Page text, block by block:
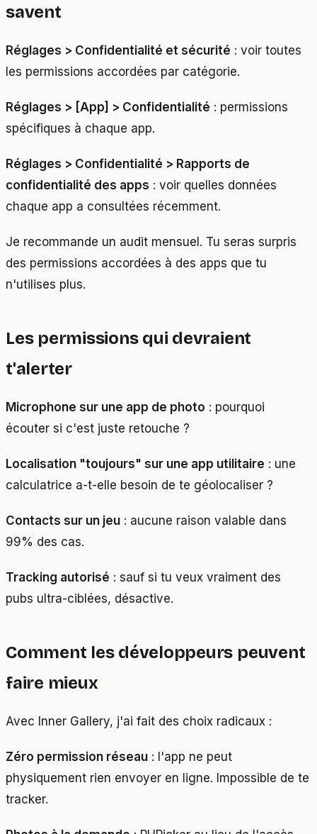
savent
Réglages > Confidentialité et sécurité : voir toutes
les permissions accordées par catégorie.
Réglages > [App] > Confidentialité : permissions
spécifiques à chaque app.
Réglages > Confidentialité > Rapports de
confidentialité des apps : voir quelles données
chaque app a consultées récemment.
Je recommande un audit mensuel. Tu seras surpris
des permissions accordées à des apps que tu
n'utilises plus.
Les permissions qui devraient
t'alerter
Microphone sur une app de photo : pourquoi
écouter si c'est juste retouche ?
Localisation "toujours" sur une app utilitaire : une
calculatrice a-t-elle besoin de te géolocaliser ?
Contacts sur un jeu : aucune raison valable dans
99% des cas.
Tracking autorisé : sauf si tu veux vraiment des
pubs ultra-ciblées, désactive.
Comment les développeurs peuvent
faire mieux
Avec Inner Gallery, j'ai fait des choix radicaux :
Zéro permission réseau : l'app ne peut
physiquement rien envoyer en ligne. Impossible de te
tracker.